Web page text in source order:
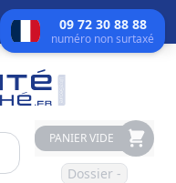
09 72 30 88 88
numéro non surtaxé
PANIER VIDE
Dossier -